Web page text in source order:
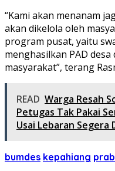
“Kami akan menanam
akan dikelola oleh
program pusat, yaitu
menghasilkan PAD
masyarakat”, terang
READ Warga Resah
Petugas Tak Pakai
Usai Lebaran Segera
bumdes kepahiang